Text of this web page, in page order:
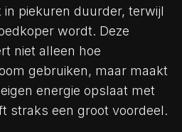
piekuren duurder, terwijl
wordt. Deze
niet alleen hoe
gebruiken, maar maakt
energie opslaat met
straks een groot voordeel.